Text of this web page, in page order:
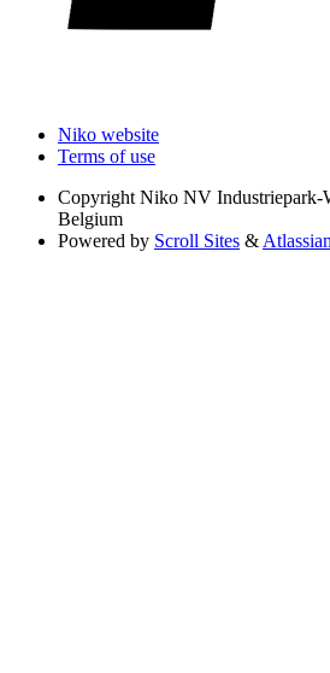
Niko website
Terms of use
Copyright Niko NV Industriepark-
Belgium
Powered by Scroll Sites &